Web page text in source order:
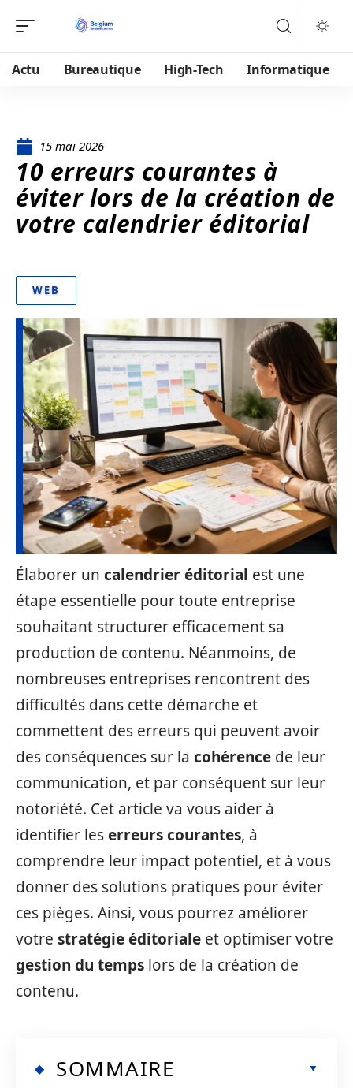
Actu Bureautique High-Tech Informatique
15 mai 2026
10 erreurs courantes à
éviter lors de la création de
votre calendrier éditorial
WEB
Élaborer un calendrier éditorial est une
étape essentielle pour toute entreprise
souhaitant structurer efficacement sa
production de contenu. Néanmoins, de
nombreuses entreprises rencontrent des
difficultés dans cette démarche et
commettent des erreurs qui peuvent avoir
des conséquences sur la cohérence de leur
communication, et par conséquent sur leur
notoriété. Cet article va vous aider à
identifier leserreurs courantes, à
comprendre leur impact potentiel, et à vous
donner des solutions pratiques pour éviter
ces pièges. Ainsi, vous pourrez améliorer
votre stratégie éditoriale et optimiser votre
gestion du temps lors de la création de
contenu.
SOMMAIRE